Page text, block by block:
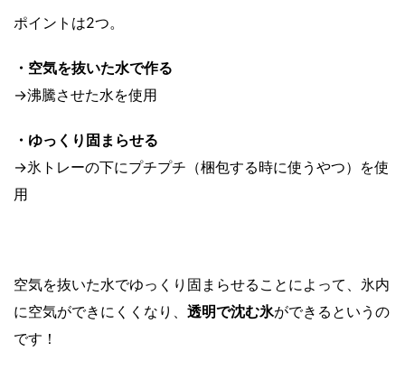
ポイントは2つ。
・空気を抜いた水で作る
→沸騰させた水を使用
・ゆっくり固まらせる
→氷トレーの下にプチプチ（梱包する時に使うやつ）を使
用
空気を抜いた水でゆっくり固まらせることによって、氷内
に空気ができにくくなり、 透明で沈む氷ができるというの
です！